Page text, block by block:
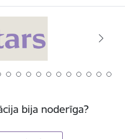
bija noderīga?